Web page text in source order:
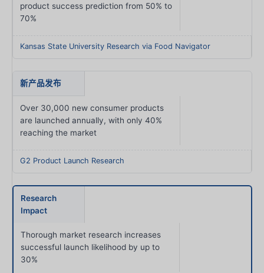
product success prediction from 50% to
70%
Kansas State University Research via Food Navigator
新产品发布
Over 30,000 new consumer products
are launched annually, with only 40%
reaching the market
G2 Product Launch Research
Research
Impact
Thorough market research increases
successful launch likelihood by up to
30%